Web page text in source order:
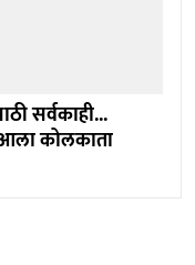
सर्वकाही...
कोलकाता